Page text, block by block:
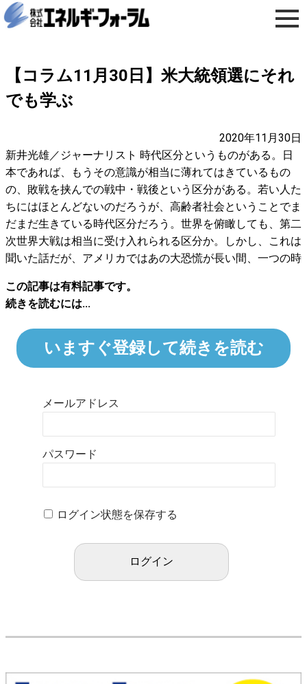
【コラム11月30日】米大統領選にそれ
でも学ぶ
2020年11月30日
新井光雄／ジャーナリスト 時代区分というものがある。日
本であれば、もうその意識が相当に薄れてはきているもの
の、敗戦を挟んでの戦中・戦後という区分がある。若い人た
ちにはほとんどないのだろうが、高齢者社会ということでま
だまだ生きている時代区分だろう。世界を俯瞰しても、第二
次世界大戦は相当に受け入れられる区分か。しかし、これは
聞いた話だが、アメリカではあの大恐慌が長い間、一つの時
この記事は有料記事です。
続きを読むには...
いますぐ登録して続きを読む
メールアドレス
パスワード
ログイン状態を保存する